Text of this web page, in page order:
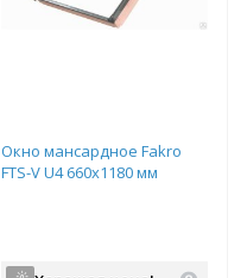
Окно мансардное Fakro
FTS-V U4 660x1180 мм